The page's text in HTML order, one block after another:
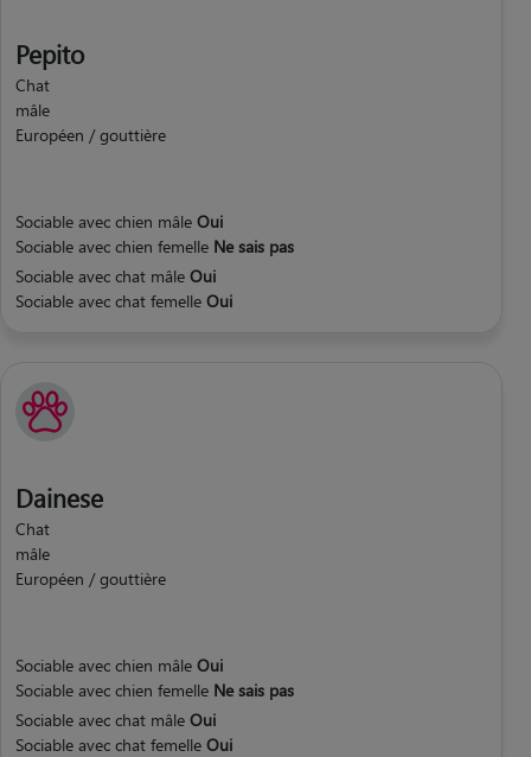
Pepito
Chat
mâle
Européen / gouttière
Sociable avec chien mâle Oui
Sociable avec chien femelle Ne sais pas
Sociable avec chat mâle Oui
Sociable avec chat femelle Oui
Dainese
Chat
mâle
Européen / gouttière
Sociable avec chien mâle Oui
Sociable avec chien femelle Ne sais pas
Sociable avec chat mâle Oui
Sociable avec chat femelle Oui